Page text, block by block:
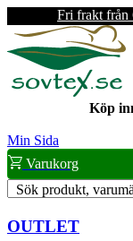
Fri frakt från
Köp
Min Sida
Varukorg
Sök produkt,
OUTLET